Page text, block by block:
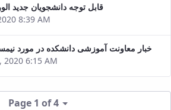
قابل توجه دانشجویان جدید الورود 1400-
8:39 AM
اخبار معاونت آموزشی دانشکده در مورد
6:15 AM
Page 1 of 4